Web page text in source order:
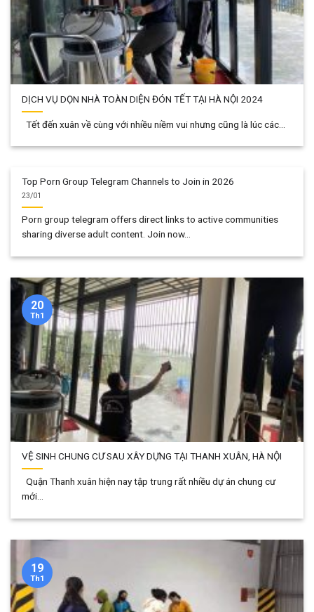
DỊCH VỤ DỌN NHÀ TOÀN DIỆN ĐÓN TẾT TẠI HÀ NỘI 2024
Tết đến xuân về cùng với nhiều niềm vui nhưng cũng là lúc các...
Top Porn Group Telegram Channels to Join in 2026
23/01
Porn group telegram offers direct links to active communities
sharing diverse adult content. Join now...
VỆ SINH CHUNG CƯ SAU XÂY DỰNG TẠI THANH XUÂN, HÀ NỘI
Quận Thanh xuân hiện nay tập trung rất nhiều dự án chung cư
mới...
20
Th1
19
Th1